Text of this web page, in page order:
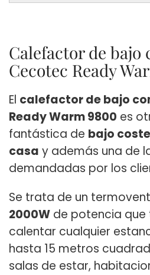
Calefactor de bajo
Cecotec Ready
El calefactor de bajo
Ready Warm 9800 es
fantástica de bajo
casa y además una de
demandadas por los
Se trata de un
2000W de potencia
calentar cualquier
hasta 15 metros
salas de estar,